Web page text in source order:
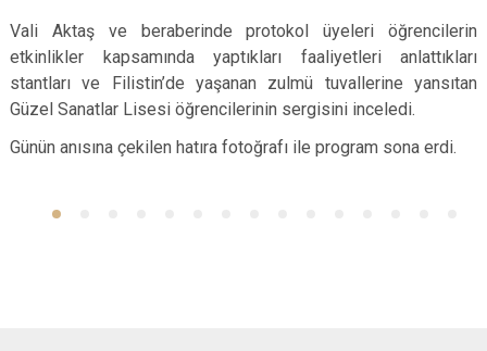
Vali Aktaş ve beraberinde protokol üyeleri öğrencilerin
etkinlikler kapsamında yaptıkları faaliyetleri anlattıkları
stantları ve Filistin’de yaşanan zulmü tuvallerine yansıtan
Güzel Sanatlar Lisesi öğrencilerinin sergisini inceledi.
Günün anısına çekilen hatıra fotoğrafı ile program sona erdi.